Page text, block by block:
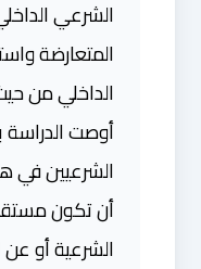
الشرعي
المتعارضة
الداخلي من
أوصت
الشرعيين في
أن تكون
الشرعية أو عن